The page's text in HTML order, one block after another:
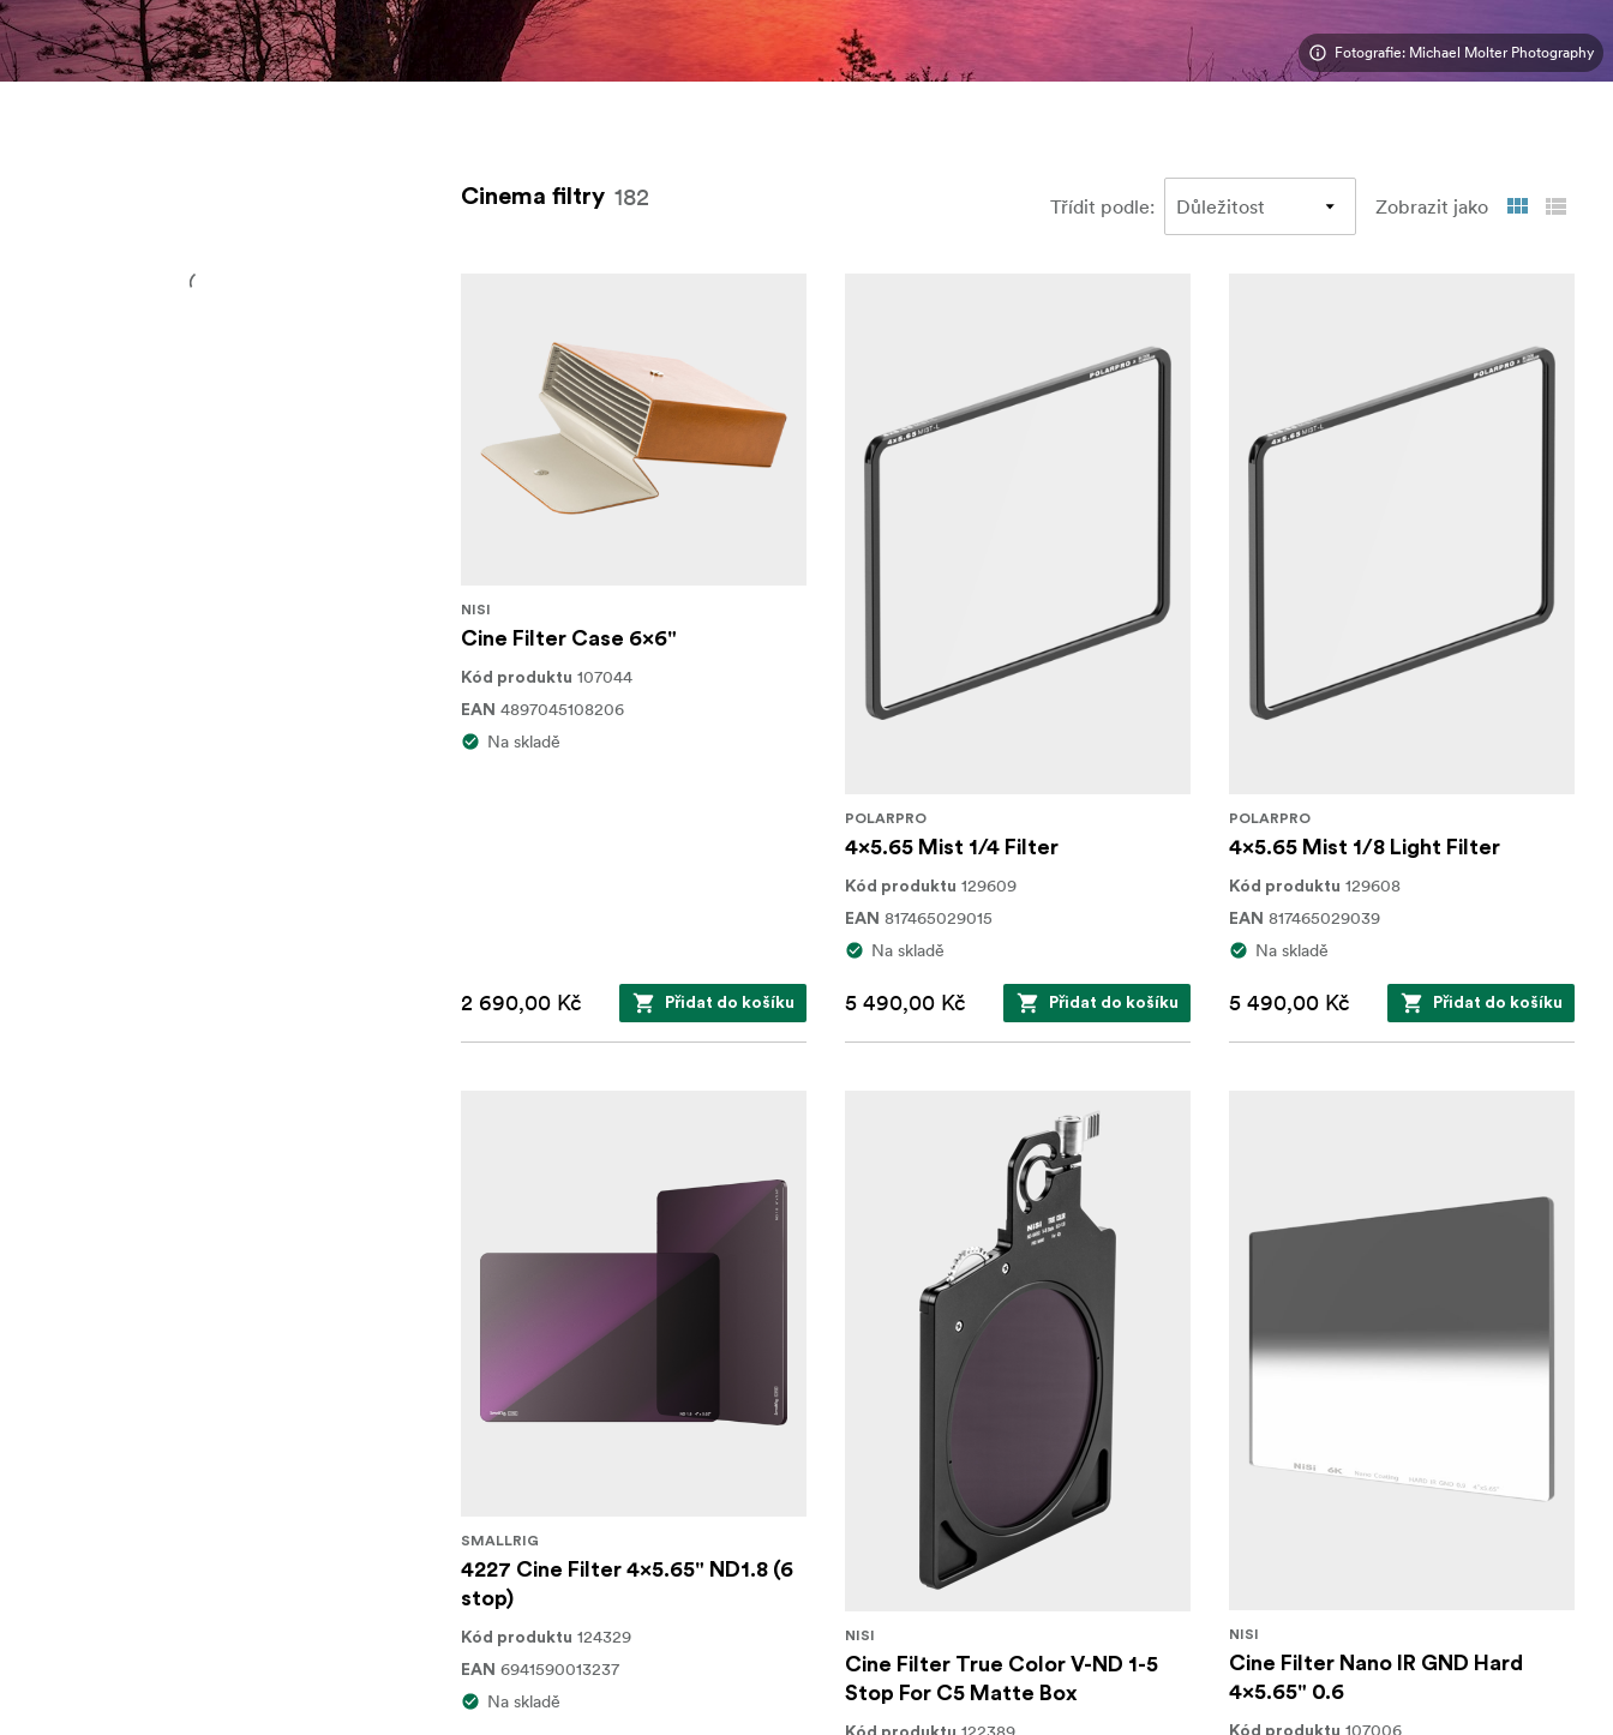
ND filtry, čiré filtry, filtry odolné proti nárazu a filtry žlutého světla
od inovativní značky <a
href="https://www.focusnordic.cz/znacky/nisi/"
Fotografie: Michael Molter Photography
Cinema filtry 182 Třídit podle: Zobrazit jako
NISI
Cine Filter Case 6x6"
Kód produktu 107044
EAN 4897045108206
Na skladě
2 690,00 Kč Přidat do košíku
POLARPRO
4x5.65 Mist 1/4 Filter
Kód produktu 129609
EAN 817465029015
Na skladě
5 490,00 Kč Přidat do košíku
POLARPRO
4x5.65 Mist 1/8 Light Filter
Kód produktu 129608
EAN 817465029039
Na skladě
5 490,00 Kč Přidat do košíku
SMALLRIG
4227 Cine Filter 4x5.65" ND1.8 (6
stop)
Kód produktu 124329
EAN 6941590013237
Na skladě
NISI
Cine Filter True Color V-ND 1-5
Stop For C5 Matte Box
NISI
Cine Filter Nano IR GND Hard
4x5.65" 0.6
Kód produktu 107006